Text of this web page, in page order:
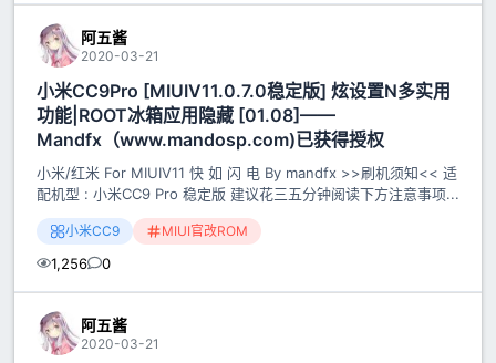
阿五酱
2020-03-21
小米CC9Pro [MIUIV11.0.7.0稳定版] 炫设置N多实用
功能|ROOT冰箱应用隐藏 [01.08]——
Mandfx（www.mandosp.com)已获得授权
小米/红米 For MIUIV11 快 如 闪 电 By mandfx >>刷机须知<< 适
配机型 : 小米CC9 Pro 稳定版 建议花三五分钟阅读下方注意事项...
小米CC9 MIUI官改ROM
1,256 0
阿五酱
2020-03-21